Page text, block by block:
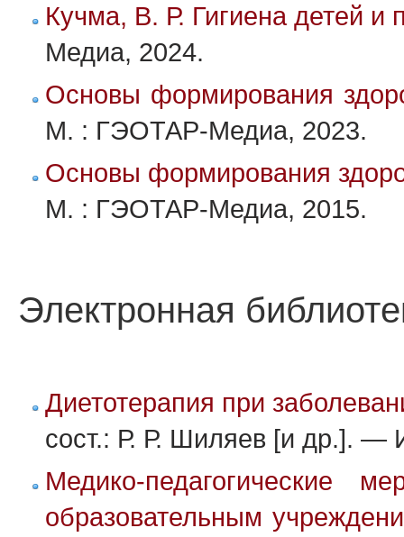
Кучма, В. Р. Гигиена детей и
Медиа, 2024.
Основы формирования
М. : ГЭОТАР-Медиа, 2023.
Основы формирования
М. : ГЭОТАР-Медиа, 2015.
Электронная
Диетотерапия при
сост.: Р. Р. Шиляев [и др.]. —
Медико-педагогические
образовательным